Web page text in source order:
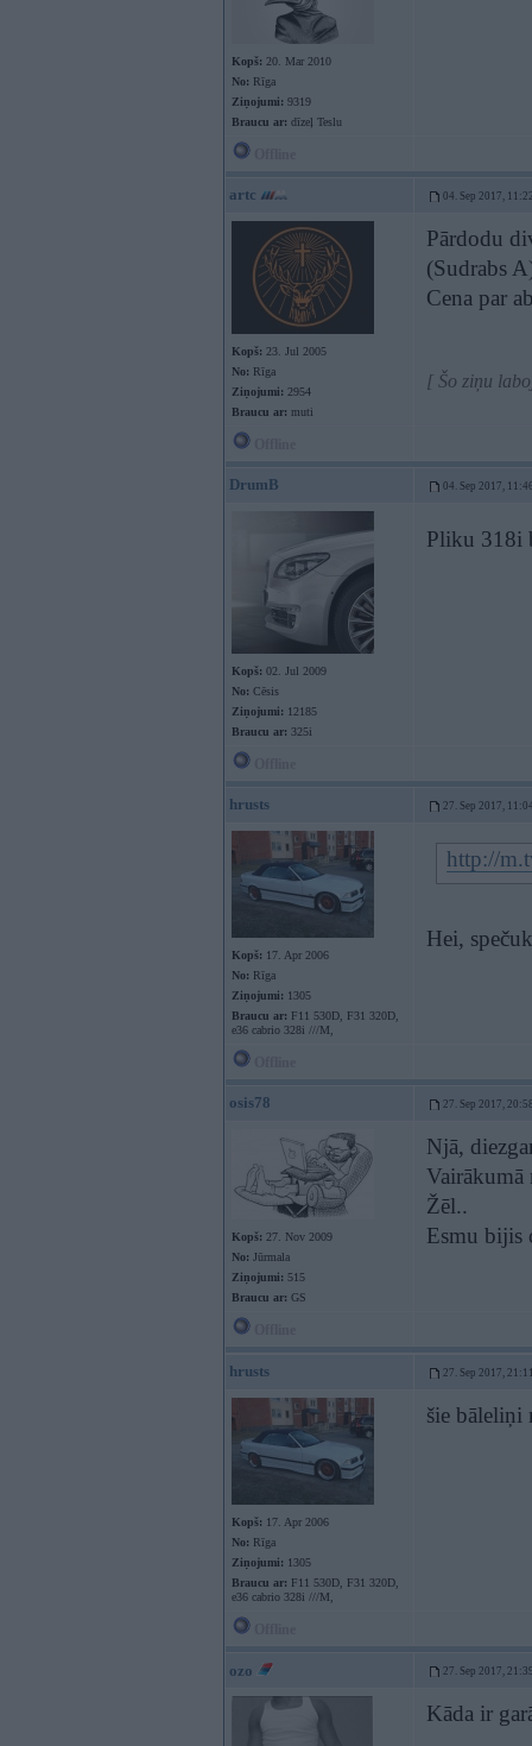
Kopš: 20. Mar 2010
No: Rīga
Ziņojumi: 9319
Braucu ar: dīzeļ Teslu
artc 04. Sep 2017,
Kopš: 23. Jul 2005
No: Rīga
Ziņojumi: 2954
Braucu ar: muti
Pārdodu
(Sudrabs
Cena par
[ Šo ziņu
DrumB 04. Sep 2017,
Kopš: 02. Jul 2009
No: Cēsis
Ziņojumi: 12185
Braucu ar: 325i
Pliku 318i
hrusts 27. Sep 2017,
Kopš: 17. Apr 2006
No: Rīga
Ziņojumi: 1305
Braucu ar: F11 530D, F31 320D,
e36 cabrio 328i ///M,
http://
Hei,
osis78 27. Sep 2017,
Kopš: 27. Nov 2009
No: Jūrmala
Ziņojumi: 515
Braucu ar: GS
Njā,
Vairākumā
Žēl..
Esmu bijis
hrusts 27. Sep 2017,
Kopš: 17. Apr 2006
No: Rīga
Ziņojumi: 1305
Braucu ar: F11 530D, F31 320D,
e36 cabrio 328i ///M,
šie
ozo 27. Sep 2017,
Kāda ir